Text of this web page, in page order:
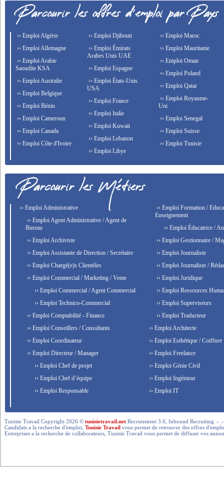
›› Emploi Algérie
›› Emploi Allemagne
›› Emploi Arabie
Saoudite KSA
›› Emploi Australie
›› Emploi Belgique
›› Emploi Bénin
›› Emploi Cameroun
›› Emploi Canada
›› Emploi Côte d'Ivoire
›› Emploi Djibouti
›› Emploi Émirats
Arabes Unis UAE
›› Emploi Espagne
›› Emploi États-Unis
USA
›› Emploi France
›› Emploi Italie
›› Emploi Kuwait
›› Emploi Lebanon
›› Emploi Libye
›› Emploi Maroc
›› Emploi Mauritanie
›› Emploi Oman
›› Emploi Poland
›› Emploi Qatar
›› Emploi Royaume-
Uni
›› Emploi Senegal
›› Emploi Suisse
›› Emploi Tunisie
›› Emploi Administrative
›› Emploi Agent Administrative / Agent de
Bureau
›› Emploi Archiviste
›› Emploi Assistante de Direction / Secrétaire
›› Emploi Chargé(e)s Clientèles
›› Emploi Commercial / Marketing / Vente
›› Emploi Commercial / Agent Commercial
›› Emploi Technico-Commercial
›› Emploi Comptabilité - Finance
›› Emploi Conseillers / Consultants
›› Emploi Coordinateur
›› Emploi Directeur / Manager
›› Emploi Chef de projet
›› Emploi Chef d’équipe
›› Emploi Responsable
›› Emploi Formation /
Enseignement
›› Emploi Éducatrice /
›› Emploi Gestionnaire /
›› Emploi Journaliste
›› Emploi Journaliste /
›› Emploi Juridique
›› Emploi Ressources
›› Emploi Superviseurs
›› Emploi Traducteur
›› Emploi Architecte
›› Emploi Esthétique / Coiffure
›› Emploi Freelance
›› Emploi Génie Civil
›› Emploi Ingénieur
›› Emploi IT
Tunisie Travail Copyright 2026 ©tunisietravail.net Recrutement 3.0, Inbound Recruiting .-
Candidats a la recherche d'emploi,Tunisie Travail vous permet de retrouver des offres
Entreprises a la recherche de collaborateurs, Tunisie Travail vous permet de diffuser vos